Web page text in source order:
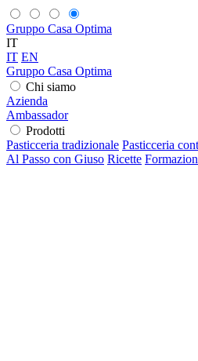
Gruppo Casa Optima
IT
IT EN
Gruppo Casa Optima
Chi siamo
Azienda
Ambassador
Prodotti
Pasticceria tradizionale Pasticceria
Al Passo con Giuso Ricette